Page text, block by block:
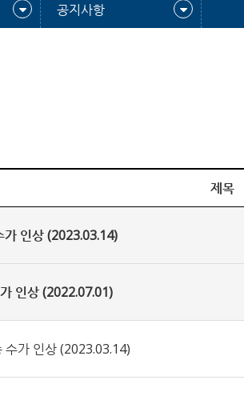
공지사항
제목
가 인상 (2023.03.14)
인상 (2022.07.01)
수가 인상 (2023.03.14)